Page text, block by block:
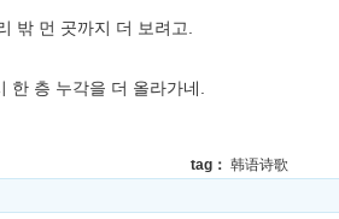
밖 먼 곳까지 더 보려고.
한 층 누각을 더 올라가네.
tag： 韩语诗歌